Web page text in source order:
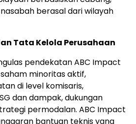
berasal dari wilayah
Tata Kelola Perusahaan
pendekatan ABC Impact
minoritas aktif,
di level komisaris,
dan dampak, dukungan
permodalan. ABC Impact
bantuan teknis yang